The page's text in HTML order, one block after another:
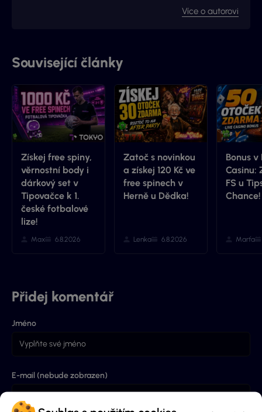
kousek radši se zlepšuji a získávám nové zkušenosti. I to
je důvod proč jsme s Vyhraj.cz navázali kontakt -
Více o autorovi
Související články
Získej free spiny,
věrnostní body i
dárkový set v
Tipovačce k 1.
české fotbalové
lize!
Max 6.8.2026
Zatoč s novinkou
a získej 120 Kč ve
free spinech v
Herně u Dědka!
Lenka 6.8.2026
Bonus v
Casinu:
FS u
Chance!
Marťa
Přidej komentář
Jméno
E-mail (nebude zobrazen)